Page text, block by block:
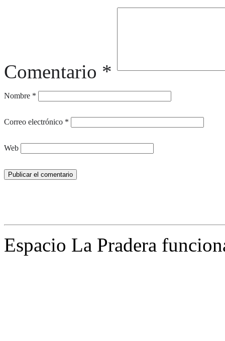
Comentario *
Nombre *
Correo electrónico *
Web
Espacio La Pradera